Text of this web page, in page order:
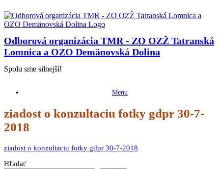
to
content
Odborová organizácia TMR - ZO OZŽ Tatranská
Lomnica a OZO Demänovská Dolina
Spolu sme silnejší!
Menu
ziadost o konzultaciu fotky gdpr 30-7-
2018
ziadost o konzultaciu fotky gdpr 30-7-2018
Hľadať